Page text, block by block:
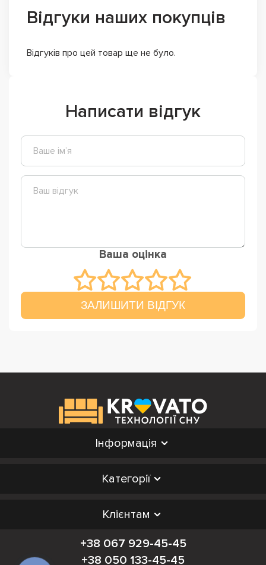
Відгуки наших покупців
Відгуків про цей товар ще не було.
Написати відгук
Ваша оцінка
ЗАЛИШИТИ ВІДГУК
Інформація
Категорії
Клієнтам
+38 067 929-45-45
+38 050 133-45-45